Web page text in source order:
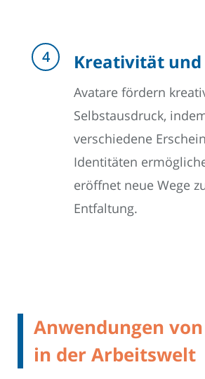
Kreativität
Avatare fördern
Selbstausdruck,
verschiedene
Identitäten
eröffnet neue Wege
Entfaltung.
Anwendungen
in der Arbeitswelt